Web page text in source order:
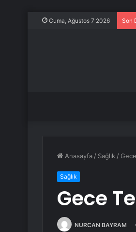
Cuma, Ağustos 7 2026 Son
Anasayfa / Sağlık /
Sağlık
Gece
NURCAN BAYRAM